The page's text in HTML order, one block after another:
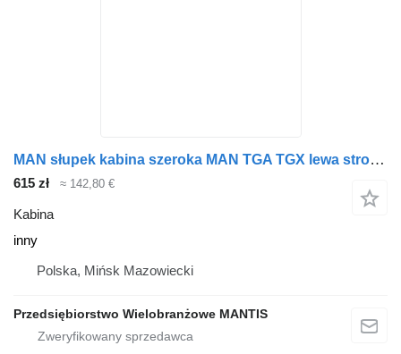
MAN słupek kabina szeroka MAN TGA TGX lewa strona inny do ciągnika siodłowego
615 zł ≈ 142,80 €
Kabina
inny
Polska, Mińsk Mazowiecki
Przedsiębiorstwo Wielobranżowe MANTIS